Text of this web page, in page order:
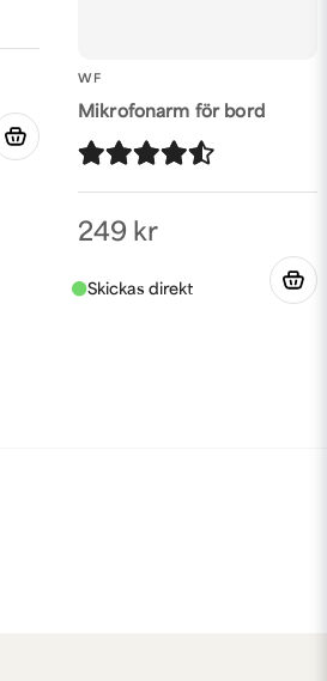
WF
Mikrofonarm för bord
249 kr